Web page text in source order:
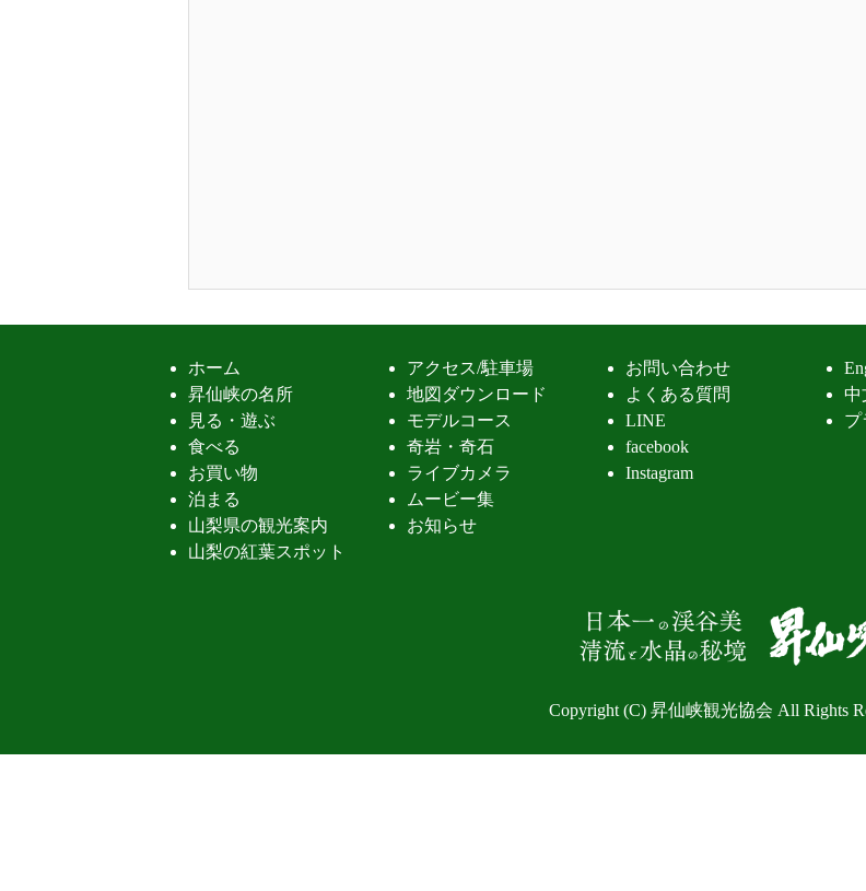
ホーム
昇仙峡の名所
見る・遊ぶ
食べる
お買い物
泊まる
山梨県の観光案内
山梨の紅葉スポット
アクセス/駐車場
地図ダウンロード
モデルコース
奇岩・奇石
ライブカメラ
ムービー集
お知らせ
お問い合わせ
よくある質問
LINE
facebook
Instagram
中
プ
Copyright (C) 昇仙峡観光協会 All Rights